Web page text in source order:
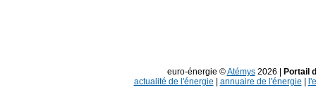
euro-énergie ©Atémys2026 |
Portail
actualité de l'énergie
annuaire de l'énergie